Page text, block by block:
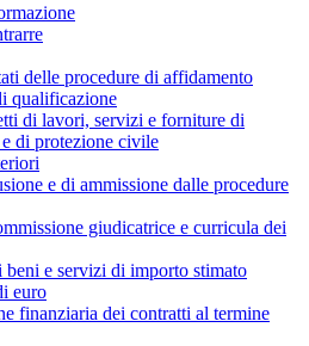
delle procedure di affidamento
qualificazione
di lavori, servizi e forniture di
di protezione civile
e di ammissione dalle procedure
giudicatrice e curricula dei
e servizi di importo stimato
euro
finanziaria dei contratti al termine